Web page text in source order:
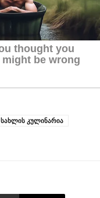
სახლის კულინარია